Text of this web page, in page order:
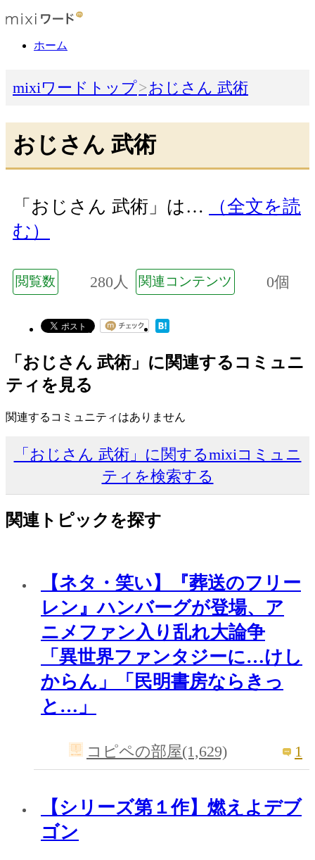
ホーム
mixiワードトップ おじさん 武術
おじさん 武術
「おじさん 武術」は…
（全文を読
む）
閲覧数 280人 関連コンテンツ 0個
「おじさん 武術」に関連するコミュニ
ティを見る
関連するコミュニティはありません
「おじさん 武術」に関するmixiコミュニ
ティを検索する
関連トピックを探す
【ネタ・笑い】『葬送のフリー
レン』ハンバーグが登場、ア
ニメファン入り乱れ大論争
「異世界ファンタジーに…けし
からん」「民明書房ならきっ
と…」
コピペの部屋(1,629) 1
【シリーズ第１作】燃えよデブ
ゴン